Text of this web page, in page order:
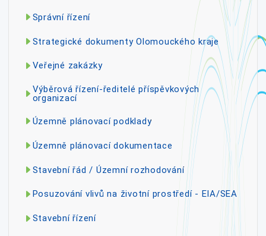
Správní řízení
Strategické dokumenty Olomouckého kraje
Veřejné zakázky
Výběrová řízení-ředitelé příspěvkových
organizací
Územně plánovací podklady
Územně plánovací dokumentace
Stavební řád / Územní rozhodování
Posuzování vlivů na životní prostředí - EIA/SEA
Stavební řízení